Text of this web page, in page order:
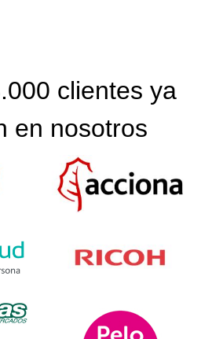
clientes ya
en nosotros